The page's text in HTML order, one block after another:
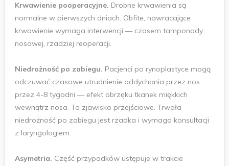
Krwawienie pooperacyjne. Drobne krwawienia są
normalne w pierwszych dniach. Obfite, nawracające
krwawienie wymaga interwencji — czasem tamponady
nosowej, rzadziej reoperacji.
Niedrożność po zabiegu. Pacjenci po rynoplastyce mogą
odczuwać czasowe utrudnienie oddychania przez nos
przez 4-8 tygodni — efekt obrzęku tkanek miękkich
wewnątrz nosa. To zjawisko przejściowe. Trwała
niedrożność po zabiegu jest rzadka i wymaga konsultacji
z laryngologiem.
Asymetria. Część przypadków ustępuje w trakcie